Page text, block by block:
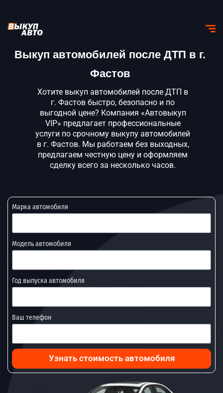
Выкуп автомобилей после ДТП в г.
Фастов
Хотите выкуп автомобилей после ДТП в
г. Фастов быстро, безопасно и по
выгодной цене? Компания «Автовыкуп
VIP» предлагает профессиональные
услуги по срочному выкупу автомобилей
в г. Фастов. Мы работаем без выходных,
предлагаем честную цену и оформляем
сделку всего за несколько часов.
Марка автомобиля
Модель автомобиля
Год выпуска автомобиля
Ваш телефон
Узнать стоимость автомобиля